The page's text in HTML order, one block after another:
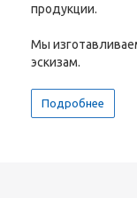
продукции.
Мы
эскизам.
Подробнее